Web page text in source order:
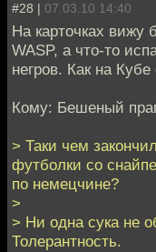
#28 | 07.03.10 14:40
На карточках вижу
WASP, а что-то
негров. Как на
Кому: Бешеный
> Таки чем
футболки со
по немецчине?
>
> Ни одна сука не
Толерантность.